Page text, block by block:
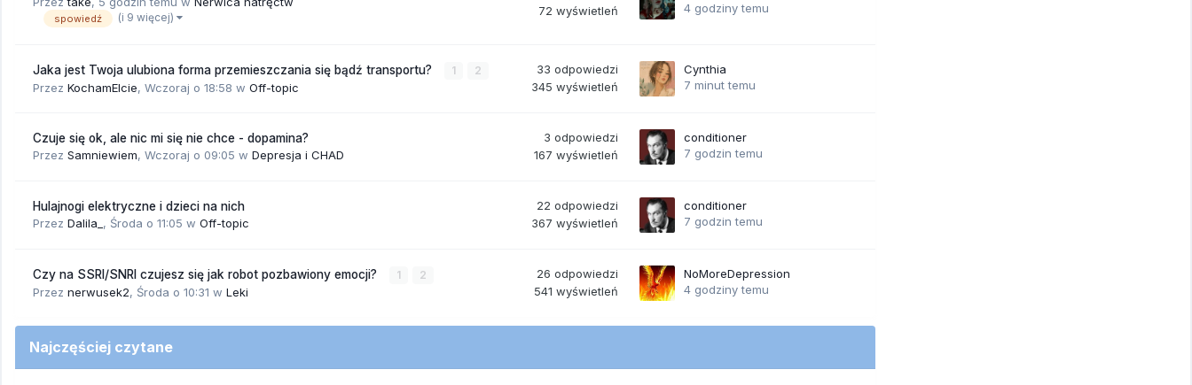
spowiedź (i 9 więcej)
72 wyświetleń
4 godziny temu
Jaka jest Twoja ulubiona forma przemieszczania się bądź transportu? 1 2
Przez KochamElcie, Wczoraj o 18:58 w Off-topic
33 odpowiedzi
345 wyświetleń
Cynthia
7 minut temu
Czuje się ok, ale nic mi się nie chce - dopamina?
Przez Samniewiem, Wczoraj o 09:05 w Depresja i CHAD
3 odpowiedzi
167 wyświetleń
conditioner
7 godzin temu
Hulajnogi elektryczne i dzieci na nich
Przez Dalila_ , Środa o 11:05 w Off-topic
22 odpowiedzi
367 wyświetleń
conditioner
7 godzin temu
Czy na SSRI/SNRI czujesz się jak robot pozbawiony emocji? 1 2
Przez nerwusek2, Środa o 10:31 w Leki
26 odpowiedzi
541 wyświetleń
NoMoreDepression
4 godziny temu
Najczęściej czytane